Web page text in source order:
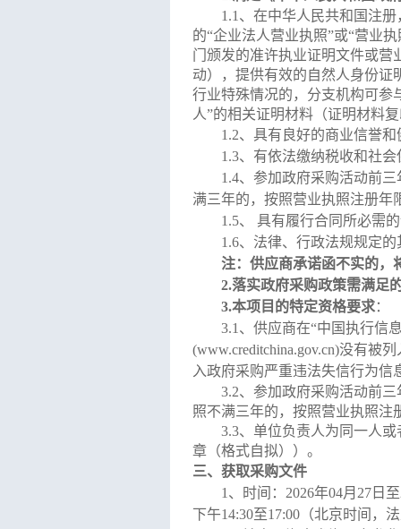
1 .1、 在中华人民共和国注
的“企业法人营业执照”或“营业
门颁发的准许执业证明文件或营
动），提供有效的自然人身份
行业特殊情况的，分支机构可参
人”的相关证明材料（证明材料
1 .2、 具有良好的商业信誉
1.3、 有依法缴纳税收和社
1 .4、 参加政府采购活动前
满三年的，按照营业执照注册年
1 .5、
具有履行合同所必需
1.6、 法律、行政法规规定
注：供应商承诺函不实的，
2.落实政府采购政策需满足
3.本项目的特定资格要求：
3.1 、 供应商在“中国执行信
(www.creditchina.gov.cn)没有被
入政府采购严重违法失信行为
3.2、 参加政府采购活动前
照不满三年的，按照营业执照注
3.3、 单位负责人为同一人
章（格式自拟）） 。
三、获取采购文件
1、时间： 2026年04月 27 日至
下午14:30至17:00（北京时间，